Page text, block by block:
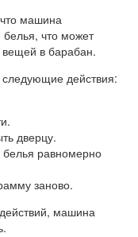
машина
белья, что может
вещей в барабан.
действия:
дверцу.
белья равномерно
заново.
машина